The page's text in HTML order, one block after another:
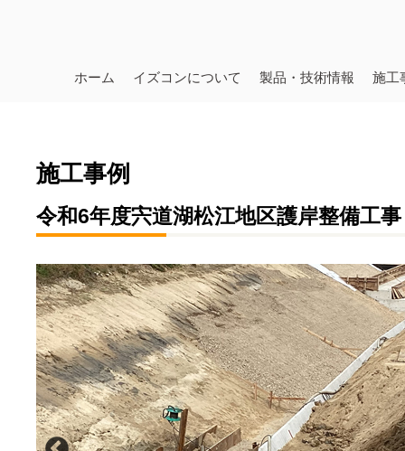
ホーム イズコンについて 製品・技術情報 施工
施工事例
令和6年度宍道湖松江地区護岸整備工事